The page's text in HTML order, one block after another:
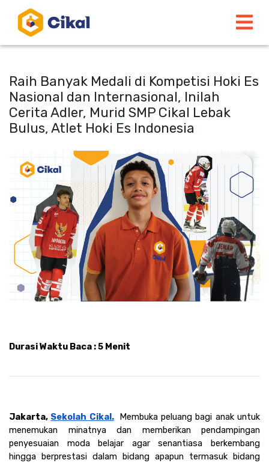
Raih Banyak Medali di Kompetisi Hoki Es
Nasional dan Internasional, Inilah
Cerita Adler, Murid SMP Cikal Lebak
Bulus, Atlet Hoki Es Indonesia
Durasi Waktu Baca : 5 Menit
Jakarta, Sekolah Cikal. Membuka peluang bagi anak untuk
menemukan minatnya dan memberikan pendampingan
penyesuaian moda belajar agar senantiasa berkembang
hingga berprestasi dalam bidang apapun termasuk bidang